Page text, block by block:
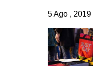
5 Ago , 2019